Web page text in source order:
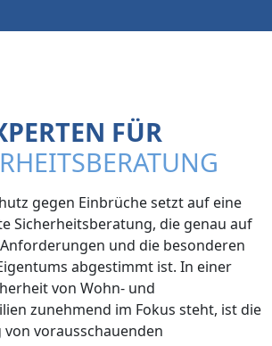
FÜR
gegen Einbrüche setzt auf eine
Sicherheitsberatung, die genau auf
und die besonderen
abgestimmt ist. In einer
von Wohn- und
zunehmend im Fokus steht, ist die
vorausschauenden